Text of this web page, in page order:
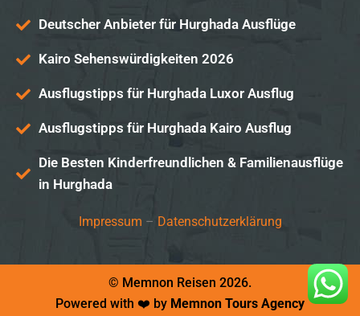
Deutscher Anbieter für Hurghada Ausflüge
Kairo Sehenswürdigkeiten 2026
Ausflugstipps für Hurghada Luxor Ausflug
Ausflugstipps für Hurghada Kairo Ausflug
Die Besten Kinderfreundlichen & Familienausflüge
in Hurghada
Impressum – Datenschutzerklärung
© Memnon Reisen 2026.
Powered with ❤️ by Memnon Tours Agency